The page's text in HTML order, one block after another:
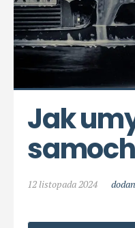
Jak
12 listopada 2024